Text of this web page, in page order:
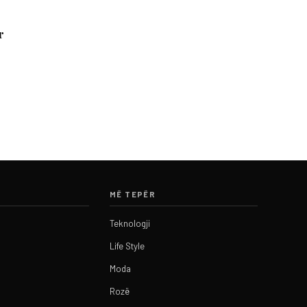
MË TEPËR
Teknologji
Life Style
Moda
Rozë